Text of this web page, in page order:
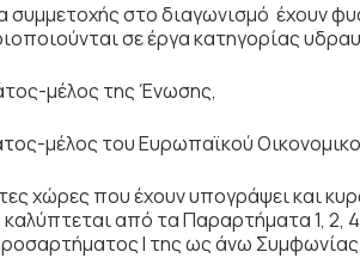
συμμετοχής στο διαγωνισμό έχουν
σε έργα κατηγορίας
μέλος της Ένωσης,
μέλος του Ευρωπαϊκού
χώρες που έχουν υπογράψει και
από τα Παραρτήματα 1, 2, 4
I της ως άνω